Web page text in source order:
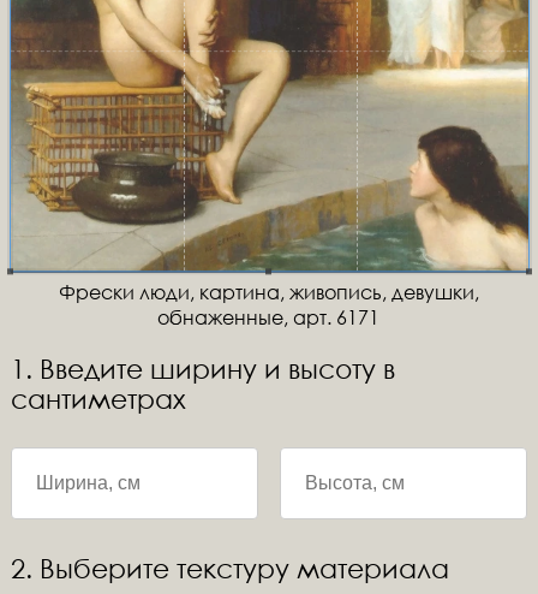
Фрески люди, картина, живопись, девушки,
обнаженные, арт. 6171
1. Введите ширину и высоту в
сантиметрах
2. Выберите текстуру материала